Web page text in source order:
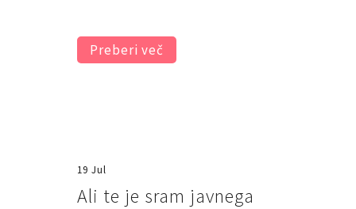
Preberi več
19 Jul
Ali te je sram javnega